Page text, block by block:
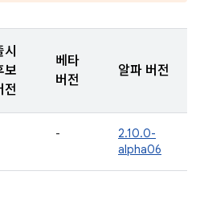
시
보
전
베타
버전
알파 버전
-
2.10.0-
alpha06